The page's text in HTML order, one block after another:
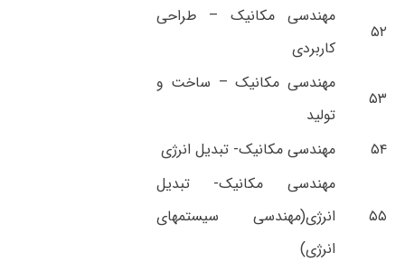
۵۲
مهندسی مکانیک – طراحی
کاربردی
۵۳
مهندسی مکانیک – ساخت و
تولید
۵۴
مهندسی مکانیک- تبدیل انرژی
۵۵
مهندسی مکانیک- تبدیل
انرژی(مهندسی سیستمهای
انرژی)